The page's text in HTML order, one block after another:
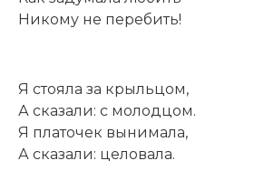
Никому не перебить!
Я стояла за крыльцом,
А сказали: с молодцом.
Я платочек вынимала,
А сказали: целовала.